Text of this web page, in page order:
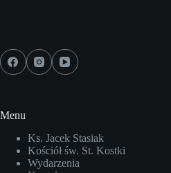
Menu
Ks. Jacek Stasiak
Kościół św. St. Kostki
Wydarzenia